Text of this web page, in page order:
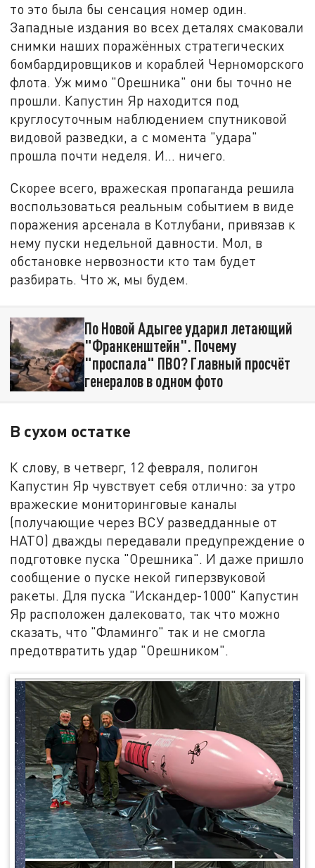
то это была бы сенсация номер один.
Западные издания во всех деталях смаковали
снимки наших поражённых стратегических
бомбардировщиков и кораблей Черноморского
флота. Уж мимо "Орешника" они бы точно не
прошли. Капустин Яр находится под
круглосуточным наблюдением спутниковой
видовой разведки, а с момента "удара"
прошла почти неделя. И… ничего.
Скорее всего, вражеская пропаганда решила
воспользоваться реальным событием в виде
поражения арсенала в Котлубани, привязав к
нему пуски недельной давности. Мол, в
обстановке нервозности кто там будет
разбирать. Что ж, мы будем.
По Новой Адыгее ударил летающий
"Франкенштейн". Почему
"проспала" ПВО? Главный просчёт
генералов в одном фото
В сухом остатке
К слову, в четверг, 12 февраля, полигон
Капустин Яр чувствует себя отлично: за утро
вражеские мониторинговые каналы
(получающие через ВСУ разведданные от
НАТО) дважды передавали предупреждение о
подготовке пуска "Орешника". И даже пришло
сообщение о пуске некой гиперзвуковой
ракеты. Для пуска "Искандер-1000" Капустин
Яр расположен далековато, так что можно
сказать, что "Фламинго" так и не смогла
предотвратить удар "Орешником".